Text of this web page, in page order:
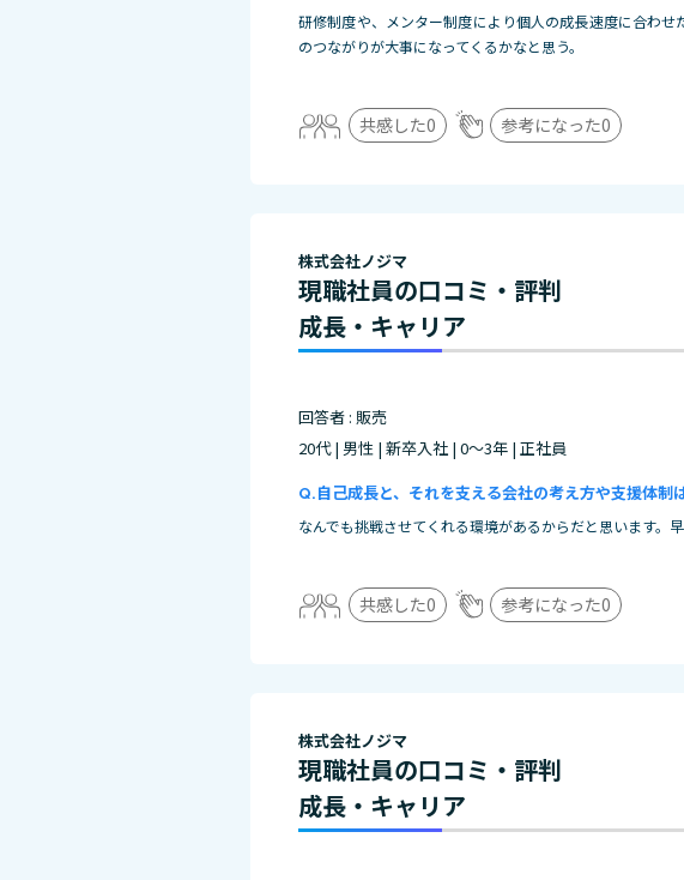
研修制度や、メンター制度により個人の成長速度に合わ
のつながりが大事になってくるかなと思う。
共感した0 参考になった0
株式会社ノジマ
現職社員の口コミ・評判
成長・キャリア
回答者 : 販売
20代 | 男性 | 新卒入社 | 0～3年 | 正社員
自己成長と、それを支える会社の考え方や支援体制
なんでも挑戦させてくれる環境があるからだと思います。
共感した0 参考になった0
株式会社ノジマ
現職社員の口コミ・評判
成長・キャリア